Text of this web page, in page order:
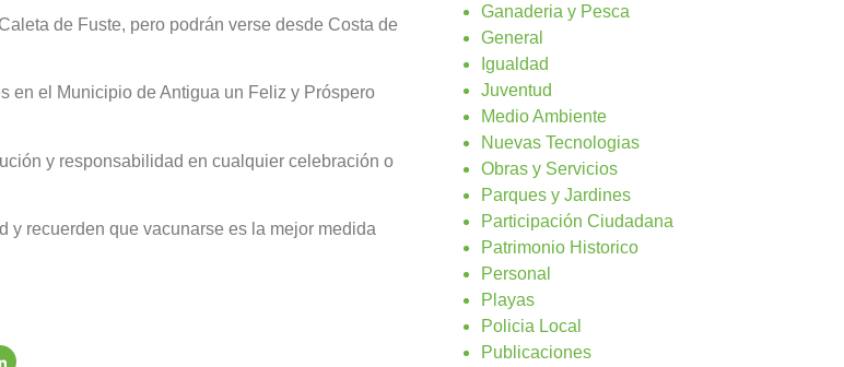
de Fuste, pero podrán verse desde Costa de
en el Municipio de Antigua un Feliz y Próspero
y responsabilidad en cualquier celebración o
y recuerden que vacunarse es la mejor medida
Ganaderia y Pesca
General
Igualdad
Juventud
Medio Ambiente
Nuevas Tecnologias
Obras y Servicios
Parques y Jardines
Participación Ciudadana
Patrimonio Historico
Personal
Playas
Policia Local
Publicaciones